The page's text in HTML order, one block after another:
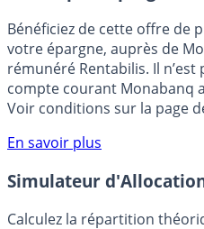
🎁 Bon plan épargne :
Bénéficiez de cette offre de
votre épargne, auprès de
rémunéré Rentabilis. Il n’est
Voir conditions sur la page
En savoir plus
Simulateur